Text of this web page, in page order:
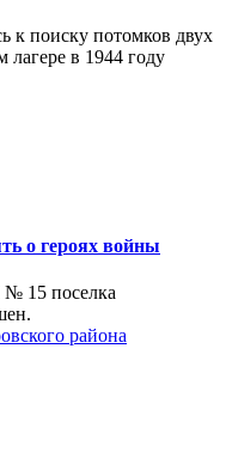
к поиску потомков двух
лагере в 1944 году
о героях войны
15 поселка
района